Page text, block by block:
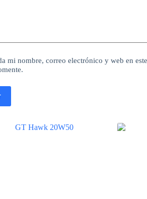
mi nombre, correo electrónico y web en